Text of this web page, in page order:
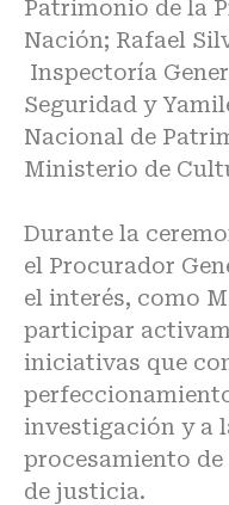
Patrimonio de la
Nación; Rafael
Inspectoría
Seguridad y
Nacional de
Ministerio de
Durante la
el Procurador
el interés, como
participar
iniciativas que
investigación y a
procesamiento
de justicia.